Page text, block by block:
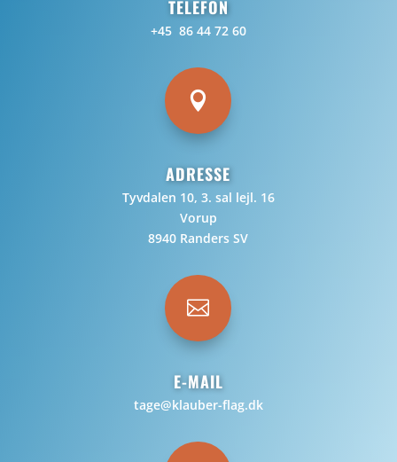
TELEFON
+45 86 44 72 60

ADRESSE
Tyvdalen 10, 3. sal lejl. 16
Vorup
8940 Randers SV

E-MAIL
tage@klauber-flag.dk